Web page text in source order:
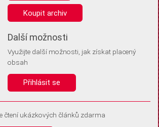
ID
že se jedná o stejné zařízení, a
anonymní.
si ukládáme do vašeho zařízení, abychom se
Můžete je kdykoli později upravit ve Správě
Koupit archiv
Další možnosti
Využijte další možnosti, jak získat placený
obsah
Přihlásit se
čtení ukázkových článků zdarma